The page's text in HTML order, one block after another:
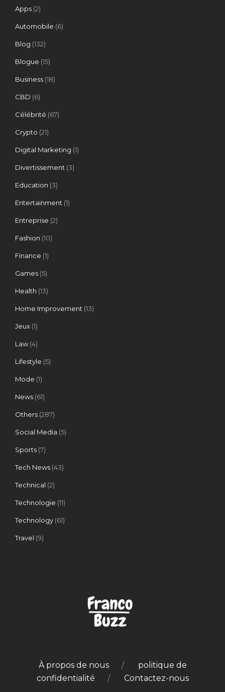
Apps (2)
Automobile (6)
Blog (132)
Blogue (15)
Business (18)
CBD (6)
Célébrité (67)
Crypto (21)
Digital Marketing (1)
Divertissement (3)
Education (3)
Entertainment (1)
Entreprise (2)
Fashion (10)
Finance (1)
Games (5)
Health (13)
Home Improvement (13)
Jeux (1)
Law(4)
Lifestyle (5)
Mode (1)
News (61)
Others (287)
Social Media (5)
Sports (7)
Tech News (43)
Technical (2)
Technologie (11)
Technology (61)
Travel (9)
À propos de nous
politique de
confidentialité
Contactez-nous